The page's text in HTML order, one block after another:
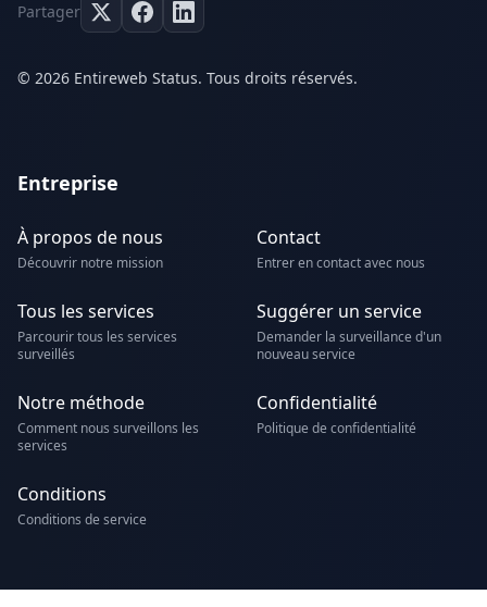
Partager
© 2026 Entireweb Status. Tous droits réservés.
Entreprise
À propos de nous
Découvrir notre mission
Contact
Entrer en contact avec nous
Tous les services
Parcourir tous les services
surveillés
Suggérer un service
Demander la surveillance d'un
nouveau service
Notre méthode
Comment nous surveillons les
services
Confidentialité
Politique de confidentialité
Conditions
Conditions de service